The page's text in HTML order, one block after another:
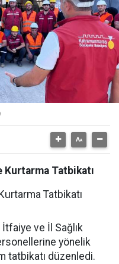
Kurtarma Tatbikatı
Tatbikatı
ve İl Sağlık
yönelik
tatbikatı düzenledi.